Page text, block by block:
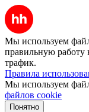
Мы используем
правильную работу
трафик.
Правила
Мы используем
файлов cookie
Понятно